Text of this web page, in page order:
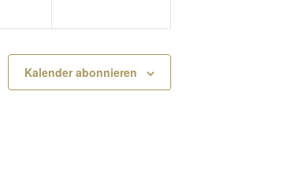
Kalender abonnieren